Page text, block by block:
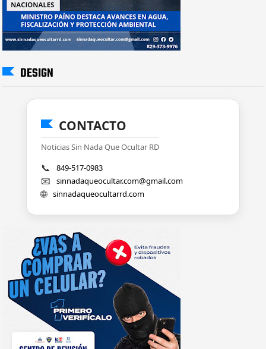
DESIGN
CONTACTO
Noticias Sin Nada Que Ocultar RD
📞 849-517-0983
📧 sinnadaqueocultar.com@gmail.com
🌐 sinnadaqueocultarrd.com